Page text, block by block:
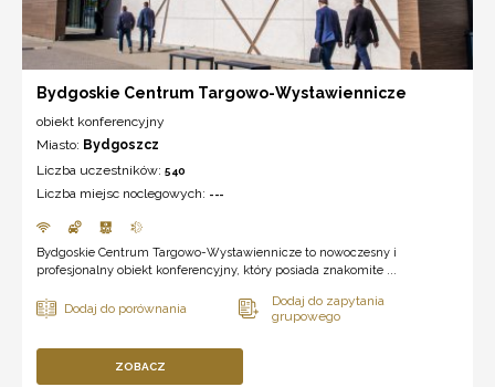
Bydgoskie Centrum Targowo-Wystawiennicze
obiekt konferencyjny
Miasto: Bydgoszcz
Liczba uczestników: 540
Liczba miejsc noclegowych: ---
Bydgoskie Centrum Targowo-Wystawiennicze to nowoczesny i
profesjonalny obiekt konferencyjny, który posiada znakomite ...
ZOBACZ